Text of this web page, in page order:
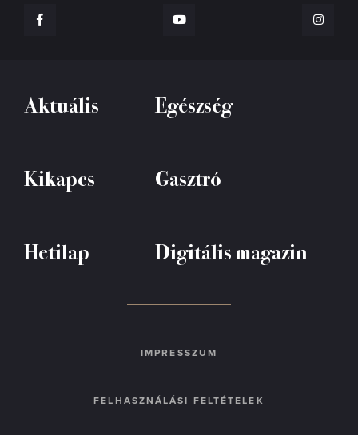
Aktuális Egészség
Kikapcs Gasztró
Hetilap Digitális magazin
IMPRESSZUM
FELHASZNÁLÁSI FELTÉTELEK